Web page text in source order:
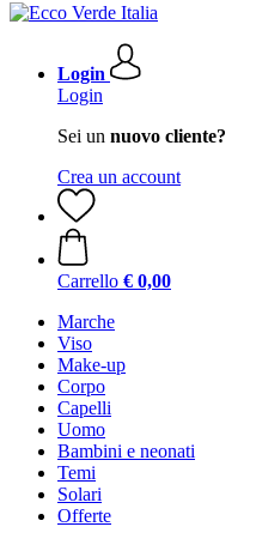
Login
Login
Sei un nuovo cliente?
Crea un account
Carrello € 0,00
Marche
Viso
Make-up
Corpo
Capelli
Uomo
Bambini e neonati
Temi
Solari
Offerte